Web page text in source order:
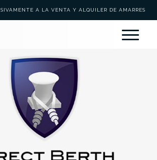
A LA VENTA Y ALQUILER DE AMARRES